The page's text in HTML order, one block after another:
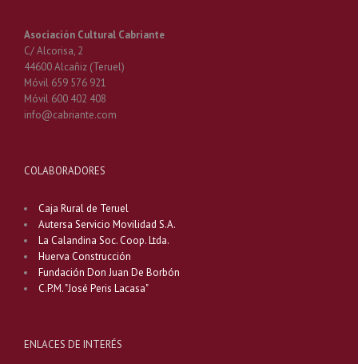
Asociación Cultural Cabriante
C/ Alcorisa, 2
44600 Alcañiz (Teruel)
Móvil 659 576 921
Móvil 600 402 408
info@cabriante.com
COLABORADORES
Caja Rural de Teruel
Autersa Servicio Movilidad S.A.
La Calandina Soc. Coop. Ltda.
Huerva Construcción
Fundación Don Juan De Borbón
C.P.M. "José Peris Lacasa"
ENLACES DE INTERÉS